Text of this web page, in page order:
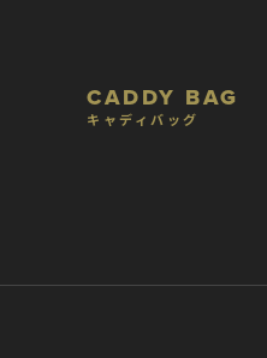
CADDY BAG
キャディバッグ